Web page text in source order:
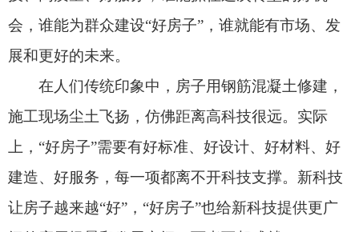
建造、好服务，每一项都离不开科技支撑。新科技
阔的应用场景和发展空间，两者互相成就。
科技让居住更美好。大家最关心的房子隔音不
好、渗漏、开裂、反味等问题，都可以依托新部
品、新材料、新技术解决。比如，广场舞会扰民，
门窗密闭性好，屋子内噪声就小很多；静音管道可
串味儿。全屋智能也正大力推广，住在智能的“好房